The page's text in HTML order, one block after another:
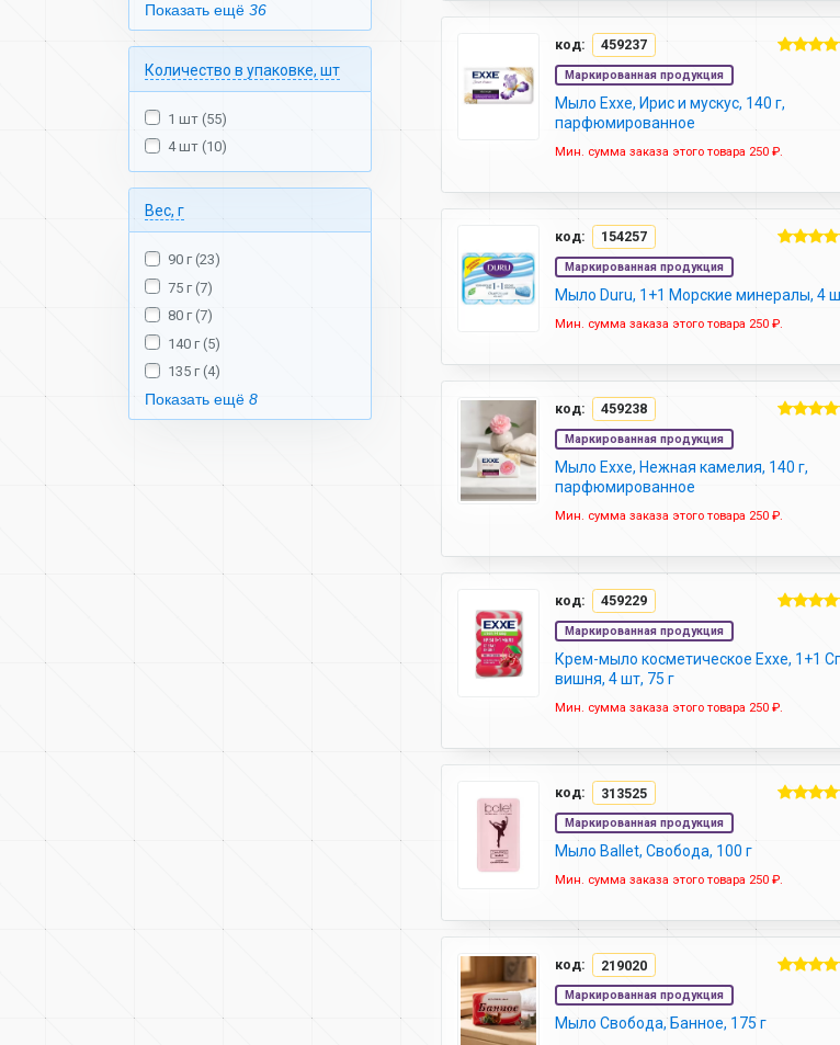
Показать ещё 36
Количество в упаковке, шт
1 шт (55)
4 шт (10)
Вес, г
90 г (23)
75 г (7)
80 г (7)
140 г (5)
135 г (4)
Показать ещё 8
код: 459237
Маркированная продукция
Мыло Exxe, Ирис и мускус, 140 г,
парфюмированное
Мин. сумма заказа этого товара 250 ₽.
код: 154257
Маркированная продукция
Мыло Duru, 1+1 Морские минералы, 4
Мин. сумма заказа этого товара 250 ₽.
код: 459238
Маркированная продукция
Мыло Exxe, Нежная камелия, 140 г,
парфюмированное
Мин. сумма заказа этого товара 250 ₽.
код: 459229
Маркированная продукция
Крем-мыло косметическое Exxe, 1+1
вишня, 4 шт, 75 г
Мин. сумма заказа этого товара 250 ₽.
код: 313525
Маркированная продукция
Мыло Ballet, Свобода, 100 г
Мин. сумма заказа этого товара 250 ₽.
код: 219020
Маркированная продукция
Мыло Свобода, Банное, 175 г